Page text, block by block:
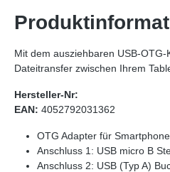
Mit dem ausziehbaren USB-
Dateitransfer zwischen Ihrem
Hersteller-Nr:
EAN: 4052792031362
OTG Adapter für
Anschluss 1: USB micro B
Anschluss 2: USB (Typ A)